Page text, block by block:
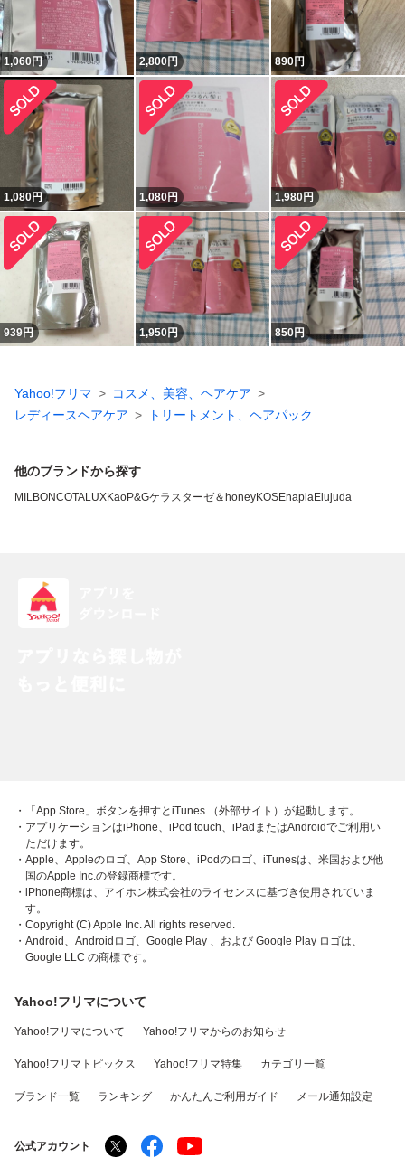
1,060円 2,800円 890円
1,080円 1,080円 1,980円
939円 1,950円 850円
Yahoo!フリマ
コスメ、美容、ヘアケア
レディースヘアケア
トリートメント、ヘアパック
他のブランドから探す
MILBONCOTALUXKaoP&Gケラスターゼ＆honeyKOSEnaplaElujuda
・「App Store」ボタンを押すとiTunes （外部サイト）が起動します。
・アプリケーションはiPhone、iPod touch、iPadまたはAndroidでご利用い
ただけます。
・Apple、Appleのロゴ、App Store、iPodのロゴ、iTunesは、米国および他
国のApple Inc.の登録商標です。
・iPhone商標は、アイホン株式会社のライセンスに基づき使用されていま
す。
・Copyright (C) Apple Inc. All rights reserved.
・Android、Androidロゴ、Google Play 、および Google Play ロゴは、
Google LLC の商標です。
Yahoo!フリマについて
Yahoo!フリマについて Yahoo!フリマからのお知らせ
Yahoo!フリマトピックス Yahoo!フリマ特集 カテゴリ一覧
ブランド一覧 ランキング かんたんご利用ガイド メール通知設定
公式アカウント